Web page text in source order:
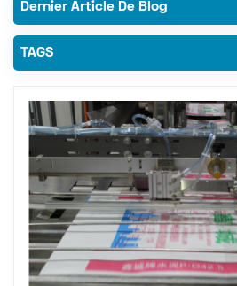
Dernier Article De Blog
TAGS